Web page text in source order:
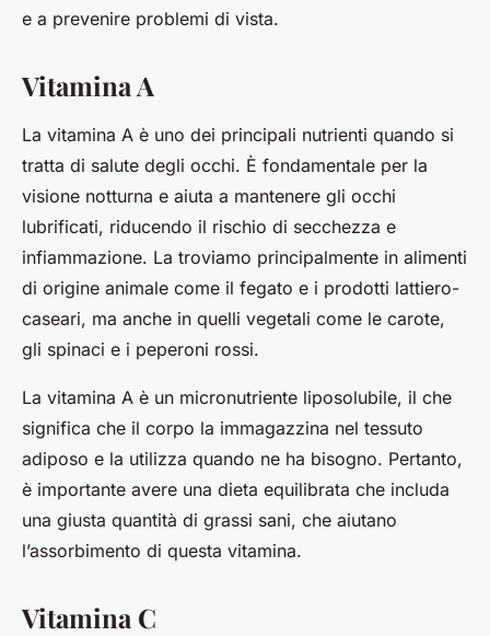
e a prevenire problemi di vista.
Vitamina A
La vitamina A è uno dei principali nutrienti quando si
tratta di salute degli occhi. È fondamentale per la
visione notturna e aiuta a mantenere gli occhi
lubrificati, riducendo il rischio di secchezza e
infiammazione. La troviamo principalmente in alimenti
di origine animale come il fegato e i prodotti lattiero-
caseari, ma anche in quelli vegetali come le carote,
gli spinaci e i peperoni rossi.
La vitamina A è un micronutriente liposolubile, il che
significa che il corpo la immagazzina nel tessuto
adiposo e la utilizza quando ne ha bisogno. Pertanto,
è importante avere una dieta equilibrata che includa
una giusta quantità di grassi sani, che aiutano
l’assorbimento di questa vitamina.
Vitamina C